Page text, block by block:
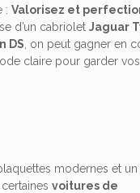
:Valorisez et
d’un cabrioletJaguar
DS , on peut gagner en
claire pour garder
modernes et
certainesvoitures de